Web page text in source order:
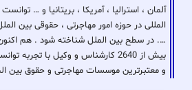
آلمان ، استرالیا ، آمریکا ، بریتانیا و …
المللی در حوزه امور مهاجرتی ، حقوقی بین
…. در سطح بین الملل شناخته شود . هم اکنون
بیش از 2640 کارشناس و وکیل با تجربه
و معتبرترین موسسات مهاجرتی و حقوق بین